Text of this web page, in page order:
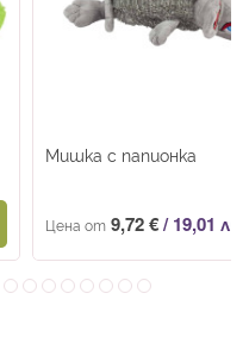
Мишка с папионка
Цена от 9,72 €/19,01 лв.